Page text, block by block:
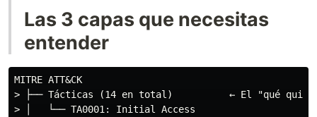
Las 3 capas que necesitas
entender
MITRE ATT&CK
> ├── Tácticas (14 en total)          ← El "qué
> │   └── TA0001: Initial Access